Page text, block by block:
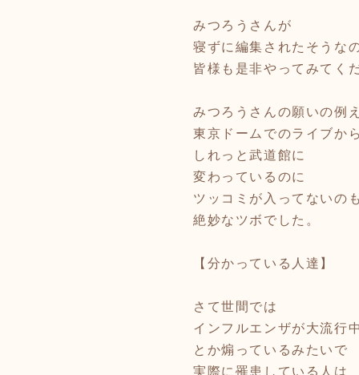
みつろうさんが
寝ずに編集されたそうな
皆様も是非やってみてく
みつろうさんの願いの例
東京ドームでのライブから
しれっと武道館に
変わっているのに
ツッコミが入ってないのも
絶妙なツボでした。
【分かっている人達】
さて世間では
インフルエンザが大流行中
とか煽っているみたいで
実際に罹患している人は